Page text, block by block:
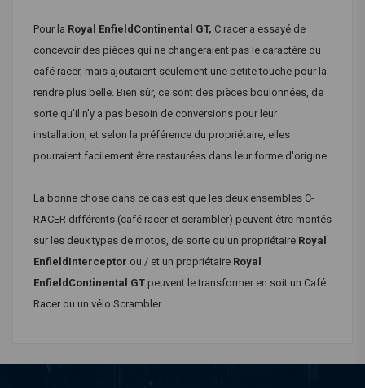
Pour la Royal Enfield Continental GT, C.racer a essayé de
concevoir des pièces qui ne changeraient pas le caractère du
café racer, mais ajoutaient seulement une petite touche pour la
rendre plus belle. Bien sûr, ce sont des pièces boulonnées, de
sorte qu'il n'y a pas besoin de conversions pour leur
installation, et selon la préférence du propriétaire, elles
pourraient facilement être restaurées dans leur forme d'origine.
La bonne chose dans ce cas est que les deux ensembles C-
RACER différents (café racer et scrambler) peuvent être montés
sur les deux types de motos, de sorte qu'un propriétaire Royal
Enfield Interceptor ou / et un propriétaire Royal
Enfield Continental GT peuvent le transformer en soit un Café
Racer ou un vélo Scrambler.